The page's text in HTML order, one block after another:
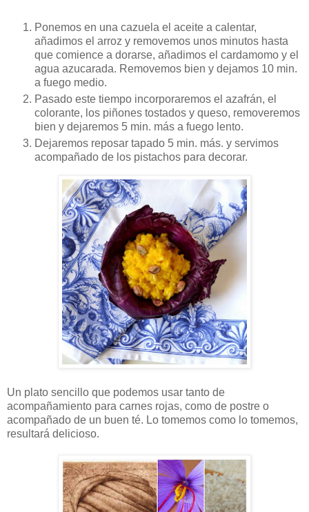
Ponemos en una cazuela el aceite a calentar,
añadimos el arroz y removemos unos minutos hasta
que comience a dorarse, añadimos el cardamomo y el
agua azucarada. Removemos bien y dejamos 10 min.
a fuego medio.
Pasado este tiempo incorporaremos el azafrán, el
colorante, los piñones tostados y queso, removeremos
bien y dejaremos 5 min. más a fuego lento.
Dejaremos reposar tapado 5 min. más. y servimos
acompañado de los pistachos para decorar.
Un plato sencillo que podemos usar tanto de
acompañamiento para carnes rojas, como de postre o
acompañado de un buen té. Lo tomemos como lo tomemos,
resultará delicioso.